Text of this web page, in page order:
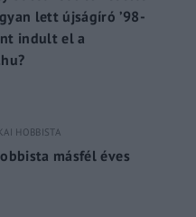
lett újságíró ’98-
indult el a
HOBBISTA
másfél éves